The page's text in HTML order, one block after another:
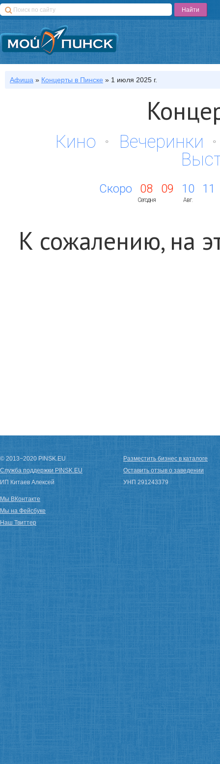
Афиша » Концерты в Пинске » 1 июля 2025 г.
Кино
Вечеринки
Скоро 08
Сегодня
09 10
Авг.
11
К сожалению, на
© 2013−2020 PINSK.EU
Служба поддержки PINSK.EU
ИП Китаев Алексей
Разместить бизнес в каталоге
Оставить отзыв о заведении
УНП 291243379
Мы ВКонтакте
Мы на Фейсбуке
Наш Твиттер